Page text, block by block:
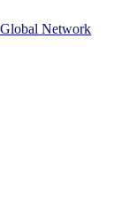
Network